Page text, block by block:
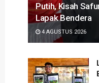
Putih, Kisah
Lapak Bendera
4 AGUSTUS 2026